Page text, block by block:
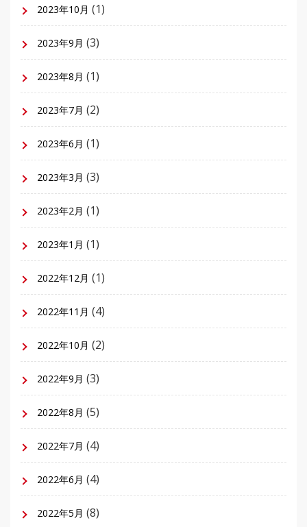
2023年10月 (1)
2023年9月 (3)
2023年8月 (1)
2023年7月 (2)
2023年6月 (1)
2023年3月 (3)
2023年2月 (1)
2023年1月 (1)
2022年12月 (1)
2022年11月 (4)
2022年10月 (2)
2022年9月 (3)
2022年8月 (5)
2022年7月 (4)
2022年6月 (4)
2022年5月 (8)